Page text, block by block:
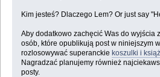
Kim jesteś? Dlaczego Lem? Or just say
Aby dodatkowo zachęcić Was do wyjścia
osób, które opublikują post w niniejszym
rozlosowywać superanckie koszulki i
Nagradzać planujemy również
posty.